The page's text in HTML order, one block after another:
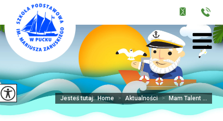
Jesteś tutaj:Home > Aktualności > Mam Talent ...